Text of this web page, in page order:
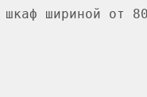
шириной от